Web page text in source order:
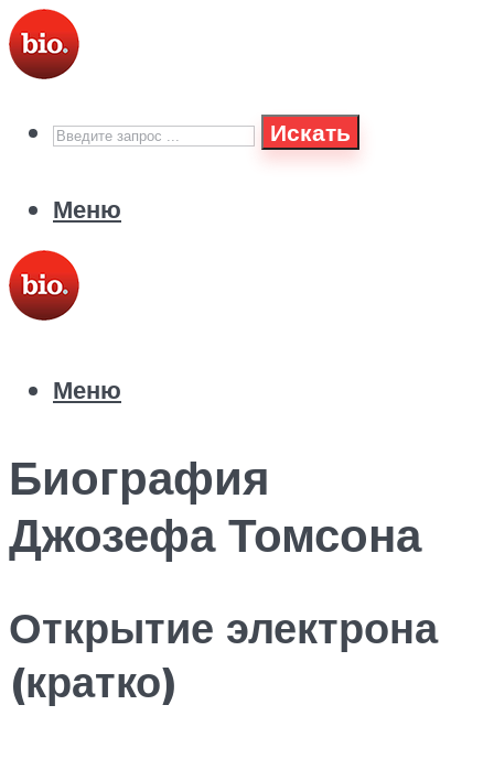
Искать
Меню
Меню
Биография
Джозефа Томсона
Открытие электрона
(кратко)